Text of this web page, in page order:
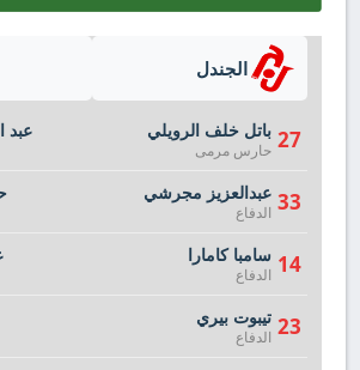
عبد
الجندل
27 باتل خلف الرويلي
حارس مرمى
33 عبدالعزيز مجرشي
الدفاع
14 سامبا كامارا
الدفاع
23 تيبوت بيري
الدفاع